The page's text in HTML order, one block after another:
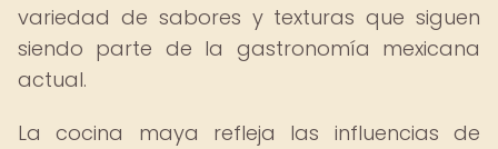
variedad de sabores y texturas que siguen
siendo parte de la gastronomía mexicana
actual.
La cocina maya refleja las influencias de